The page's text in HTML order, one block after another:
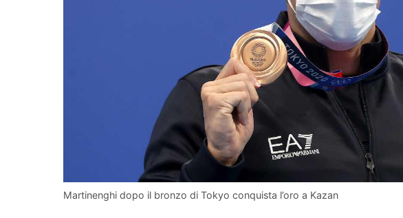
Martinenghi dopo il bronzo di Tokyo conquista l’oro a Kazan